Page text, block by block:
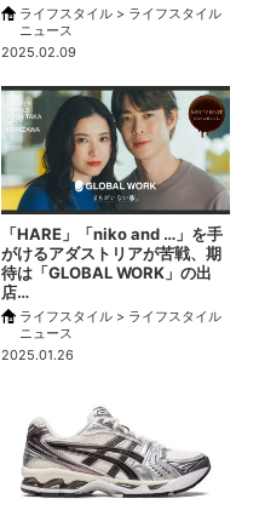
ライフスタイル > ライフスタイル
ニュース
2025.02.09
「HARE」「niko and …」を手
がけるアダストリアが苦戦、期
待は「GLOBAL WORK」の出
店…
ライフスタイル > ライフスタイル
ニュース
2025.01.26